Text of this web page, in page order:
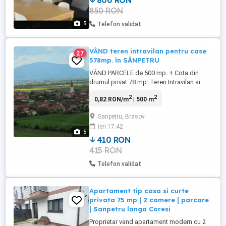
5
850 RON
Telefon validat
5
27
VÂND teren intravilan pentru case
578mp. în SÂNPETRU
VÂND PARCELE de 500 mp. + Cota din
drumul privat 78 mp. Teren Intravilan si
Excelentă Investiție în Teren Intravilan
TEREN AFLAT ÎN IMEDIATA APROPIERE a
Șoselei Ocolitoare care va lega Cartierul
Triaj prin strada Narciselor ...
0,82 RON/m2| 500 m2
Sanpetru, Brasov
ieri 17:42
410 RON
415 RON
Telefon validat
Apartament tip casa si curte
privata 75 mp | 2 camere | parcare
| Sanpetru langa Coresi
Proprietar vand apartament modern cu 2